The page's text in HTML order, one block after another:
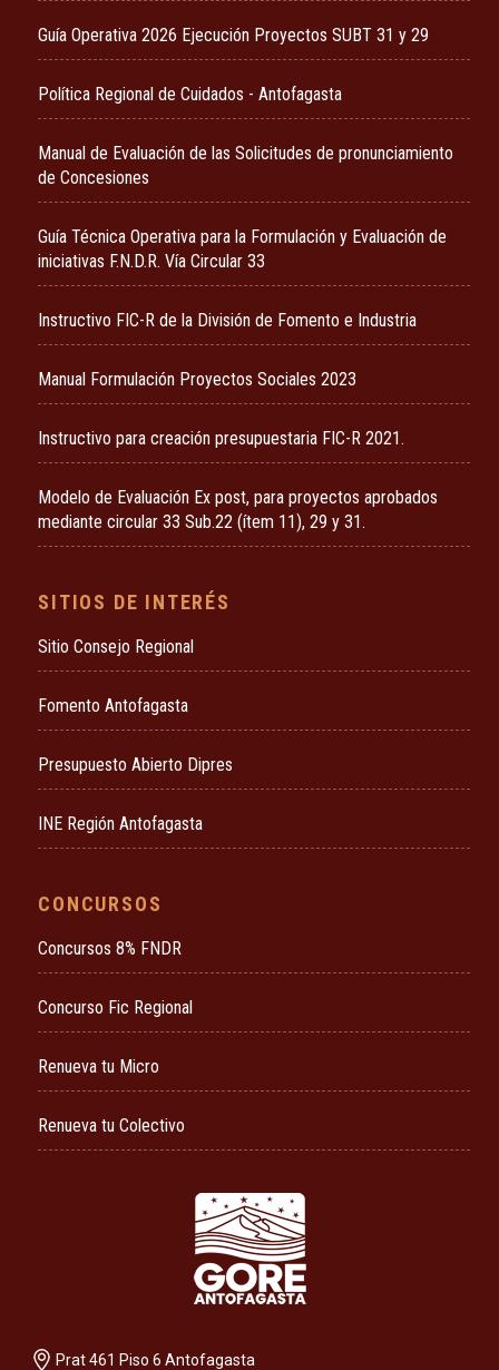
Guía Operativa 2026 Ejecución Proyectos SUBT 31 y 29
Política Regional de Cuidados - Antofagasta
Manual de Evaluación de las Solicitudes de pronunciamiento
de Concesiones
Guía Técnica Operativa para la Formulación y Evaluación de
iniciativas F.N.D.R. Vía Circular 33
Instructivo FIC-R de la División de Fomento e Industria
Manual Formulación Proyectos Sociales 2023
Instructivo para creación presupuestaria FIC-R 2021.
Modelo de Evaluación Ex post, para proyectos aprobados
mediante circular 33 Sub.22 (ítem 11), 29 y 31.
SITIOS DE INTERÉS
Sitio Consejo Regional
Fomento Antofagasta
Presupuesto Abierto Dipres
INE Región Antofagasta
CONCURSOS
Concursos 8% FNDR
Concurso Fic Regional
Renueva tu Micro
Renueva tu Colectivo
Prat 461 Piso 6 Antofagasta